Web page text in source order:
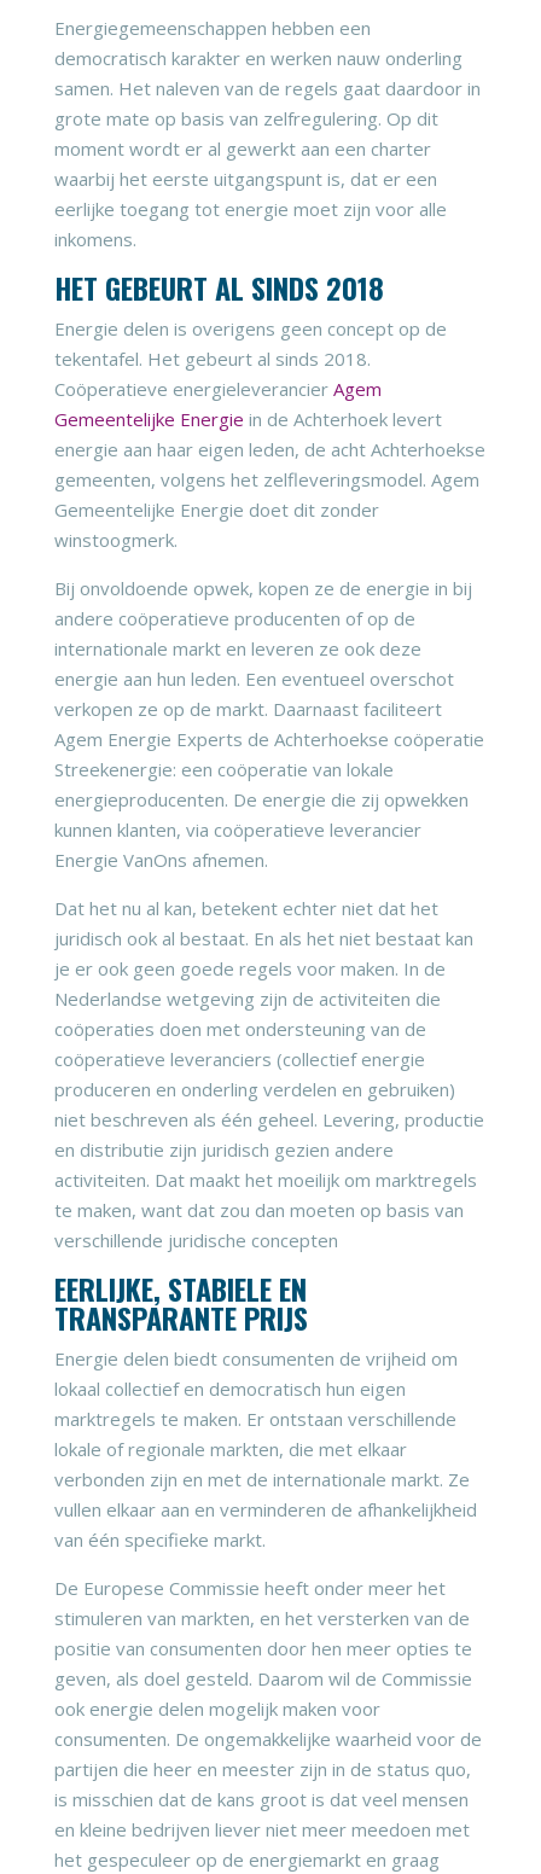
Energiegemeenschappen hebben een
democratisch karakter en werken nauw onderling
samen. Het naleven van de regels gaat daardoor in
grote mate op basis van zelfregulering. Op dit
moment wordt er al gewerkt aan een charter
waarbij het eerste uitgangspunt is, dat er een
eerlijke toegang tot energie moet zijn voor alle
inkomens.
HET GEBEURT AL SINDS 2018
Energie delen is overigens geen concept op de
tekentafel. Het gebeurt al sinds 2018.
Coöperatieve energieleverancier Agem
Gemeentelijke Energie in de Achterhoek levert
energie aan haar eigen leden, de acht Achterhoekse
gemeenten, volgens het zelfleveringsmodel. Agem
Gemeentelijke Energie doet dit zonder
winstoogmerk.
Bij onvoldoende opwek, kopen ze de energie in bij
andere coöperatieve producenten of op de
internationale markt en leveren ze ook deze
energie aan hun leden. Een eventueel overschot
verkopen ze op de markt. Daarnaast faciliteert
Agem Energie Experts de Achterhoekse coöperatie
Streekenergie: een coöperatie van lokale
energieproducenten. De energie die zij opwekken
kunnen klanten, via coöperatieve leverancier
Energie VanOns afnemen.
Dat het nu al kan, betekent echter niet dat het
juridisch ook al bestaat. En als het niet bestaat kan
je er ook geen goede regels voor maken. In de
Nederlandse wetgeving zijn de activiteiten die
coöperaties doen met ondersteuning van de
coöperatieve leveranciers (collectief energie
produceren en onderling verdelen en gebruiken)
niet beschreven als één geheel. Levering, productie
en distributie zijn juridisch gezien andere
activiteiten. Dat maakt het moeilijk om marktregels
te maken, want dat zou dan moeten op basis van
verschillende juridische concepten
EERLIJKE, STABIELE EN
TRANSPARANTE PRIJS
Energie delen biedt consumenten de vrijheid om
lokaal collectief en democratisch hun eigen
marktregels te maken. Er ontstaan verschillende
lokale of regionale markten, die met elkaar
verbonden zijn en met de internationale markt. Ze
vullen elkaar aan en verminderen de afhankelijkheid
van één specifieke markt.
De Europese Commissie heeft onder meer het
stimuleren van markten, en het versterken van de
positie van consumenten door hen meer opties te
geven, als doel gesteld. Daarom wil de Commissie
ook energie delen mogelijk maken voor
consumenten. De ongemakkelijke waarheid voor de
partijen die heer en meester zijn in de status quo,
is misschien dat de kans groot is dat veel mensen
en kleine bedrijven liever niet meer meedoen met
het gespeculeer op de energiemarkt en graag